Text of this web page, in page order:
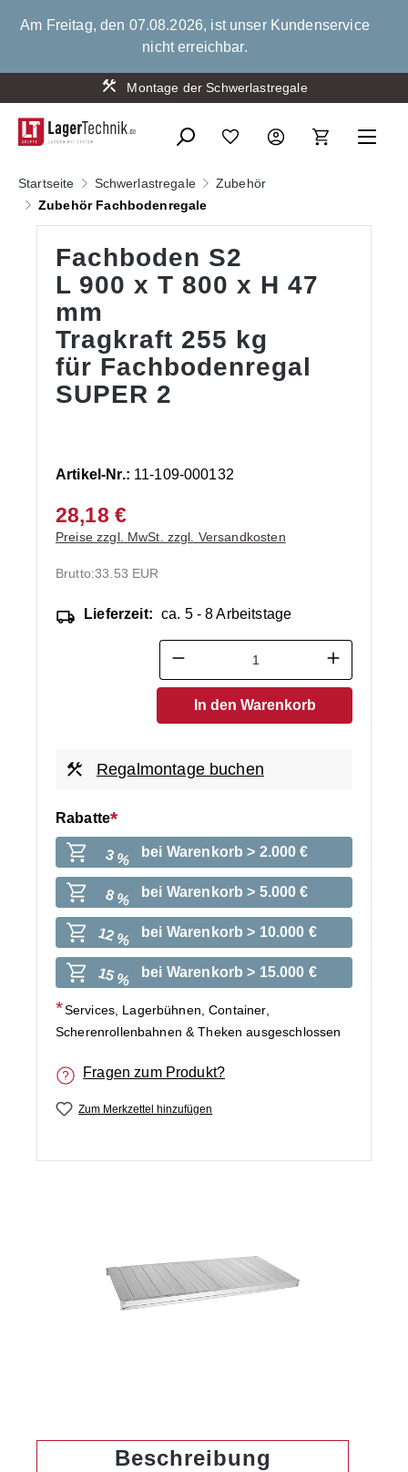
springen
Am Freitag, den 07.08.2026, ist unser Kundenservice
nicht erreichbar.
Montage der Schwerlastregale
Startseite Schwerlastregale
Zubehör
Zubehör Fachbodenregale
Fachboden S2
L 900 x T 800 x H 47
mm
Tragkraft 255 kg
für Fachbodenregal
SUPER 2
Artikel-Nr.: 11-109-000132
28,18 €
Preise zzgl. MwSt. zzgl. Versandkosten
Brutto:33.53 EUR
Lieferzeit: ca. 5 - 8 Arbeitstage
Produkt Anzahl: Gib den
In den Warenkorb
Regalmontage buchen
Rabatte
3 % bei Warenkorb > 2.000 €
8 % bei Warenkorb > 5.000 €
12 % bei Warenkorb > 10.000 €
15 % bei Warenkorb > 15.000 €
Services, Lagerbühnen, Container,
Scherenrollenbahnen & Theken ausgeschlossen
Fragen zum Produkt?
Zum Merkzettel hinzufügen
Beschreibung